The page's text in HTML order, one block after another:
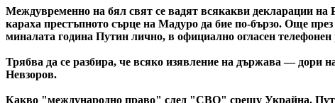
Междувременно на бял свят се вадят всякакви декларации на
караха престъпното сърце на Мадуро да бие по-бързо. Още
миналата година Путин лично, в официално огласен
Трябва да се разбира, че всяко изявление на държава — дори
Невзоров.
Какво "международно право" след "СВО" срещу Украйна.